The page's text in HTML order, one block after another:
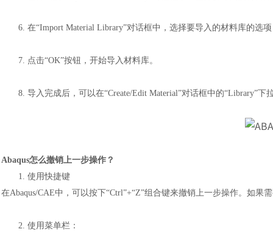
6. 在“Import Material Library”对话框中，选择要导入的材料库的选
7. 点击“OK”按钮，开始导入材料库。
8. 导入完成后，可以在“Create/Edit Material”对话框中的“Library”
Abaqus怎么撤销上一步操作？
1. 使用快捷键
在Abaqus/CAE中，可以按下“Ctrl”+“Z”组合键来撤销上一步操作。如果
2. 使用菜单栏：